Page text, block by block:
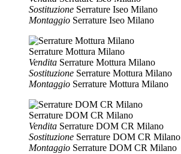
Sostituzione Serrature Iseo Milano
Montaggio Serrature Iseo Milano
Serrature Mottura Milano
Vendita Serrature Mottura Milano
Sostituzione Serrature Mottura Milano
Montaggio Serrature Mottura Milano
Serrature DOM CR Milano
Vendita Serrature DOM CR Milano
Sostituzione Serrature DOM CR Milano
Montaggio Serrature DOM CR Milano